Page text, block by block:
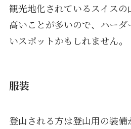
観光地化されているスイス
高いことが多いので、ハー
いスポットかもしれません。
服装
登山される方は登山用の装備